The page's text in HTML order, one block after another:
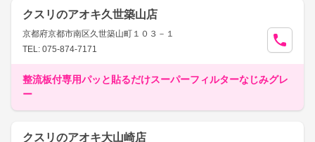
クスリのアオキ久世築山店
京都府京都市南区久世築山町１０３－１
TEL: 075-874-7171
整流板付専用パッと貼るだけスーパーフィルターなじみグレ
ー
クスリのアオキ大山崎店